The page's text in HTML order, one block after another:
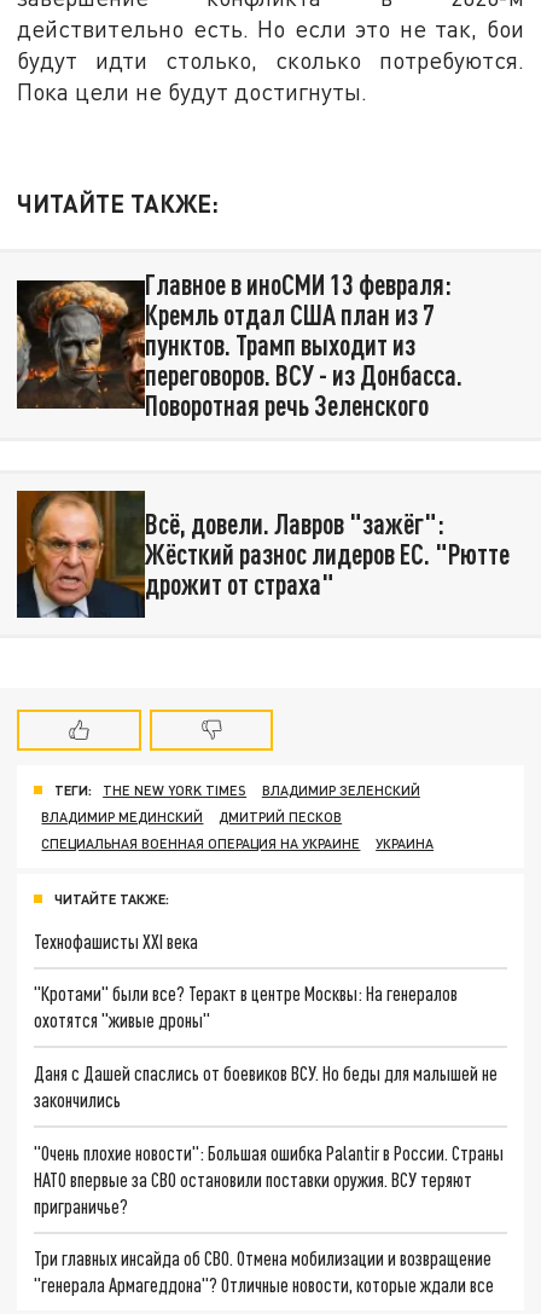
действительно есть. Но если это не так, бои
будут идти столько, сколько потребуются.
Пока цели не будут достигнуты.
ЧИТАЙТЕ ТАКЖЕ:
Главное в иноСМИ 13 февраля:
Кремль отдал США план из 7
пунктов. Трамп выходит из
переговоров. ВСУ - из Донбасса.
Поворотная речь Зеленского
Всё, довели. Лавров "зажёг":
Жёсткий разнос лидеров ЕС. "Рютте
дрожит от страха"
ТЕГИ: THE NEW YORK TIMES
ВЛАДИМИР ЗЕЛЕНСКИЙ
ВЛАДИМИР МЕДИНСКИЙ
ДМИТРИЙ ПЕСКОВ
СПЕЦИАЛЬНАЯ ВОЕННАЯ ОПЕРАЦИЯ НА УКРАИНЕ
УКРАИНА
ЧИТАЙТЕ ТАКЖЕ:
Технофашисты XXI века
"Кротами" были все? Теракт в центре Москвы: На генералов
охотятся "живые дроны"
Даня с Дашей спаслись от боевиков ВСУ. Но беды для малышей не
закончились
"Очень плохие новости": Большая ошибка Palantir в России. Страны
НАТО впервые за СВО остановили поставки оружия. ВСУ теряют
приграничье?
Три главных инсайда об СВО. Отмена мобилизации и возвращение
"генерала Армагеддона"? Отличные новости, которые ждали все